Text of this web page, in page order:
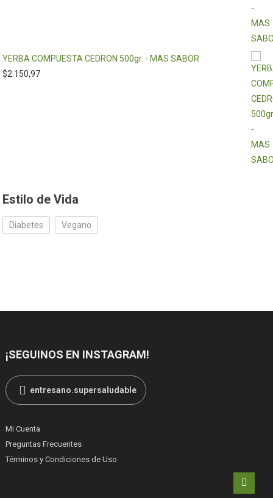
YERBA COMPUESTA CEDRON 500gr. - MAS SABOR
$2.150,97
Estilo de Vida
Diabetes Vegano
¡SEGUINOS EN INSTAGRAM!
entresano.supersaludable
Mi Cuenta
Preguntas Frecuentes
Términos y Condiciones de Uso